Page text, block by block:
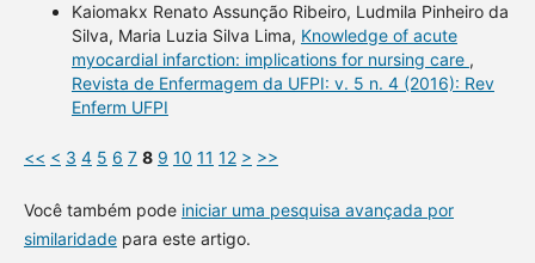
Kaiomakx Renato Assunção Ribeiro, Ludmila Pinheiro da
Silva, Maria Luzia Silva Lima, Knowledge of acute
myocardial infarction: implications for nursing care ,
Revista de Enfermagem da UFPI: v. 5 n. 4 (2016): Rev
Enferm UFPI
<< < 3 4 5 6 7 8 9 10 11 12 > >>
Você também pode iniciar uma pesquisa avançada por
similaridadepara este artigo.